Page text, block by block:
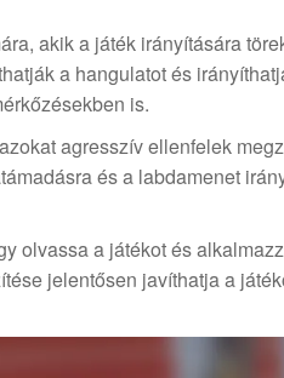
akik a játék irányítására
a hangulatot és
is.
agresszív ellenfelek
és a labdamenet
olvassa a játékot és
jelentősen javíthatja a